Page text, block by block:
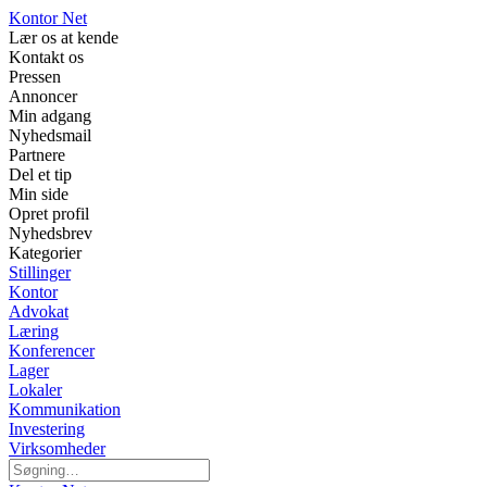
Kontor Net
Lær os at kende
Kontakt os
Pressen
Annoncer
Min adgang
Nyhedsmail
Partnere
Del et tip
Min side
Opret profil
Nyhedsbrev
Kategorier
Stillinger
Kontor
Advokat
Læring
Konferencer
Lager
Lokaler
Kommunikation
Investering
Virksomheder